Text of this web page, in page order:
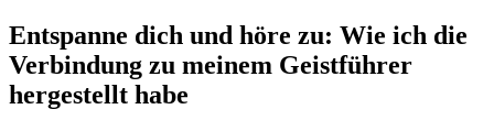
Entspanne dich und höre zu: Wie ich die
Verbindung zu meinem Geistführer
hergestellt habe